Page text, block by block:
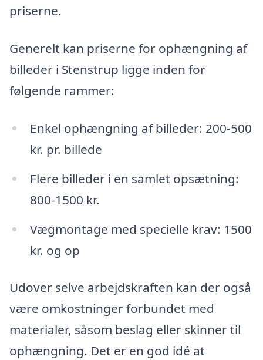
priserne.
Generelt kan priserne for ophængning af
billeder i Stenstrup ligge inden for
følgende rammer:
Enkel ophængning af billeder: 200-500
kr. pr. billede
Flere billeder i en samlet opsætning:
800-1500 kr.
Vægmontage med specielle krav: 1500
kr. og op
Udover selve arbejdskraften kan der også
være omkostninger forbundet med
materialer, såsom beslag eller skinner til
ophængning. Det er en god idé at